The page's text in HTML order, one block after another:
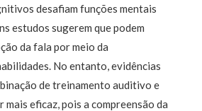
desafiam funções mentais
estudos sugerem que podem
da fala por meio da
No entanto, evidências
de treinamento auditivo e
eficaz, pois a compreensão da